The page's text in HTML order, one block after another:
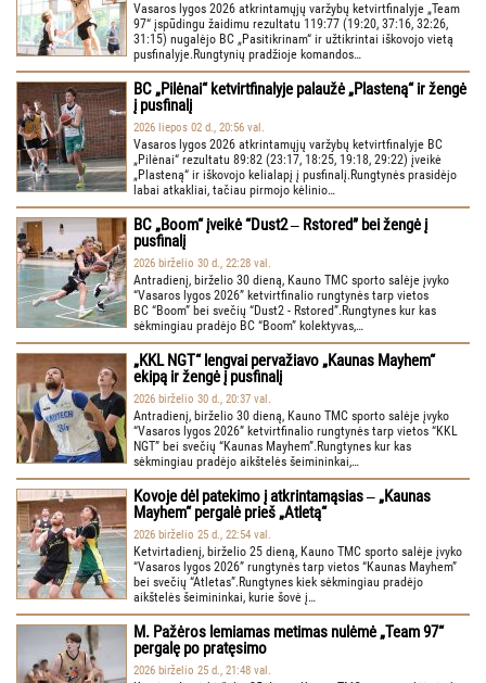
Vasaros lygos 2026 atkrintamųjų varžybų ketvirtfinalyje „Team
97“ įspūdingu žaidimu rezultatu 119:77 (19:20, 37:16, 32:26,
31:15) nugalėjo BC „Pasitikrinam“ ir užtikrintai iškovojo vietą
pusfinalyje.Rungtynių pradžioje komandos…
BC „Pilėnai“ ketvirtfinalyje palaužė „Plasteną“ ir žengė
į pusfinalį
2026 liepos 02 d., 20:56 val.
Vasaros lygos 2026 atkrintamųjų varžybų ketvirtfinalyje BC
„Pilėnai“ rezultatu 89:82 (23:17, 18:25, 19:18, 29:22) įveikė
„Plasteną“ ir iškovojo kelialapį į pusfinalį.Rungtynės prasidėjo
labai atkakliai, tačiau pirmojo kėlinio…
BC „Boom“ įveikė “Dust2 ‒ Rstored” bei žengė į
pusfinalį
2026 birželio 30 d., 22:28 val.
Antradienį, birželio 30 dieną, Kauno TMC sporto salėje įvyko
“Vasaros lygos 2026” ketvirtfinalio rungtynės tarp vietos
BC “Boom” bei svečių “Dust2 - Rstored”.Rungtynes kur kas
sėkmingiau pradėjo BC “Boom” kolektyvas,…
„KKL NGT“ lengvai pervažiavo „Kaunas Mayhem“
ekipą ir žengė į pusfinalį
2026 birželio 30 d., 20:37 val.
Antradienį, birželio 30 dieną, Kauno TMC sporto salėje įvyko
“Vasaros lygos 2026” ketvirtfinalio rungtynės tarp vietos “KKL
NGT” bei svečių “Kaunas Mayhem”.Rungtynes kur kas
sėkmingiau pradėjo aikštelės šeimininkai,…
Kovoje dėl patekimo į atkrintamąsias ‒ „Kaunas
Mayhem“ pergalė prieš „Atletą“
2026 birželio 25 d., 22:54 val.
Ketvirtadienį, birželio 25 dieną, Kauno TMC sporto salėje įvyko
“Vasaros lygos 2026” rungtynės tarp vietos “Kaunas Mayhem”
bei svečių “Atletas”.Rungtynes kiek sėkmingiau pradėjo
aikštelės šeimininkai, kurie šovė į…
M. Pažėros lemiamas metimas nulėmė „Team 97“
pergalę po pratęsimo
2026 birželio 25 d., 21:48 val.